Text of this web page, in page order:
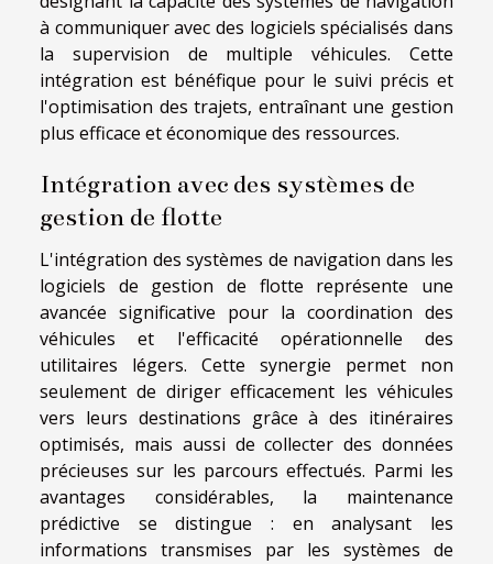
à communiquer avec des logiciels spécialisés dans
la supervision de multiple véhicules. Cette
intégration est bénéfique pour le suivi précis et
l'optimisation des trajets, entraînant une gestion
plus efficace et économique des ressources.
Intégration avec des systèmes de
gestion de flotte
L'intégration des systèmes de navigation dans les
logiciels de gestion de flotte représente une
avancée significative pour la coordination des
véhicules et l'efficacité opérationnelle des
utilitaires légers. Cette synergie permet non
seulement de diriger efficacement les véhicules
vers leurs destinations grâce à des itinéraires
optimisés, mais aussi de collecter des données
précieuses sur les parcours effectués. Parmi les
avantages considérables, la maintenance
prédictive se distingue : en analysant les
informations transmises par les systèmes de